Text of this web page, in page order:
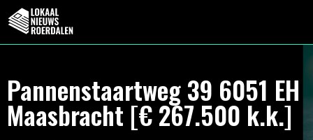
Pannenstaartweg 39 6051 EH
Maasbracht [€ 267.500 k.k.]